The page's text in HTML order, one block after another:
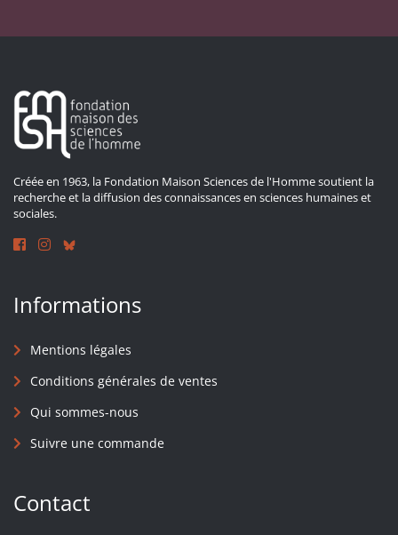
Créée en 1963, la Fondation Maison Sciences de l'Homme soutient la
recherche et la diffusion des connaissances en sciences humaines et
sociales.
Informations
Mentions légales
Conditions générales de ventes
Qui sommes-nous
Suivre une commande
Contact